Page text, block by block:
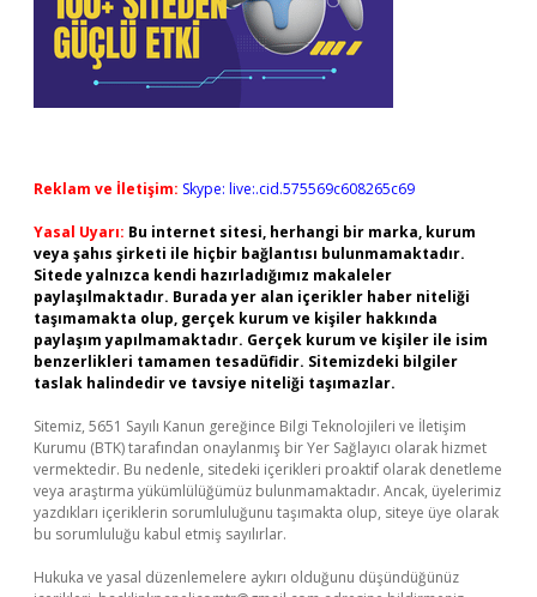
Reklam ve İletişim: Skype: live:.cid.575569c608265c69
Yasal Uyarı: Bu internet sitesi, herhangi bir marka, kurum
veya şahıs şirketi ile hiçbir bağlantısı bulunmamaktadır.
Sitede yalnızca kendi hazırladığımız makaleler
paylaşılmaktadır. Burada yer alan içerikler haber niteliği
taşımamakta olup, gerçek kurum ve kişiler hakkında
paylaşım yapılmamaktadır. Gerçek kurum ve kişiler ile isim
benzerlikleri tamamen tesadüfidir. Sitemizdeki bilgiler
taslak halindedir ve tavsiye niteliği taşımazlar.
Sitemiz, 5651 Sayılı Kanun gereğince Bilgi Teknolojileri ve İletişim
Kurumu (BTK) tarafından onaylanmış bir Yer Sağlayıcı olarak hizmet
vermektedir. Bu nedenle, sitedeki içerikleri proaktif olarak denetleme
veya araştırma yükümlülüğümüz bulunmamaktadır. Ancak, üyelerimiz
yazdıkları içeriklerin sorumluluğunu taşımakta olup, siteye üye olarak
bu sorumluluğu kabul etmiş sayılırlar.
Hukuka ve yasal düzenlemelere aykırı olduğunu düşündüğünüz